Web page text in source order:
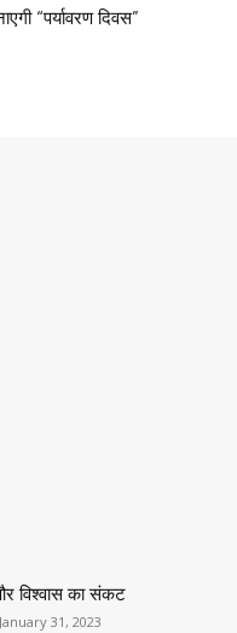
“पर्यावरण दिवस”
विश्वास का संकट
January 31, 2023